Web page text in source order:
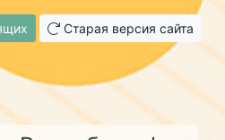
Старая версия сайта